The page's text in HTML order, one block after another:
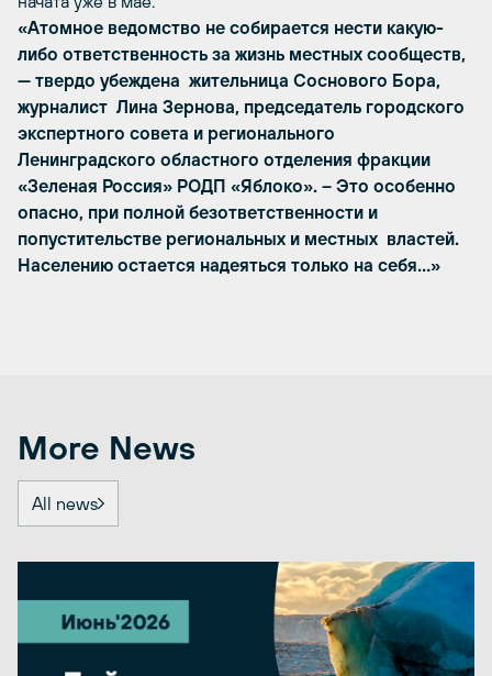
«Атомное ведомство не собирается нести какую-
либо ответственность за жизнь местных сообществ,
— твердо убеждена жительница Соснового Бора,
журналист Лина Зернова, председатель городского
экспертного совета и регионального
Ленинградского областного отделения фракции
«Зеленая Россия» РОДП «Яблоко». – Это особенно
опасно, при полной безответственности и
попустительстве региональных и местных властей.
Населению остается надеяться только на себя…»
More News
All news